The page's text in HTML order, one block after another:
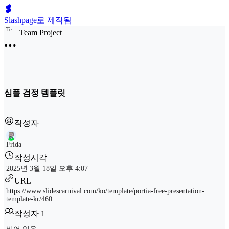
Slashpage로 제작됨
Te Team Project
심플 검정 템플릿
작성자
Frida
작성시각
2025년 3월 18일 오후 4:07
URL
https://www.slidescarnival.com/ko/template/portia-free-presentation-
template-kr/460
작성자 1